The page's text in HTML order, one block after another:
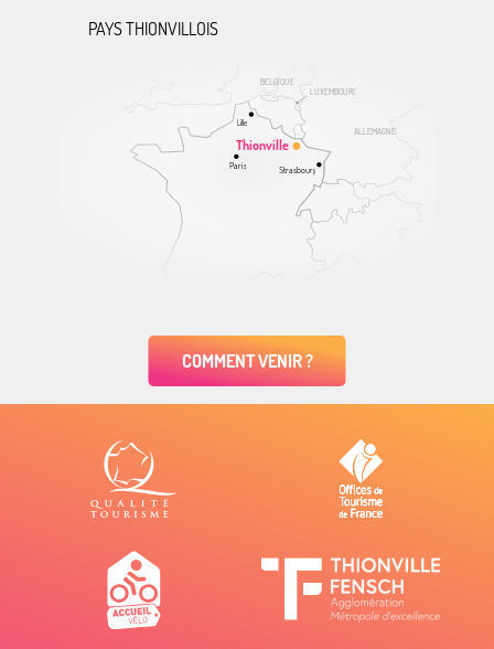
ALLEMAGNE
BELGIQUE
LUXEMBOURG
Thionville
Lille
Paris Strasbourg
PAYS THIONVILLOIS
COMMENT VENIR ?